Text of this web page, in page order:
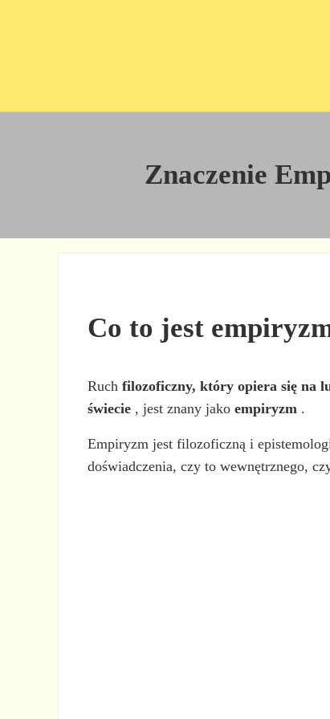
Znaczenie
Co to jest
Ruchfilozoficzny, który opiera się na
świecie , jest znany jakoempiryzm .
Empiryzm jest filozoficzną i
doświadczenia, czy to wewnętrznego,